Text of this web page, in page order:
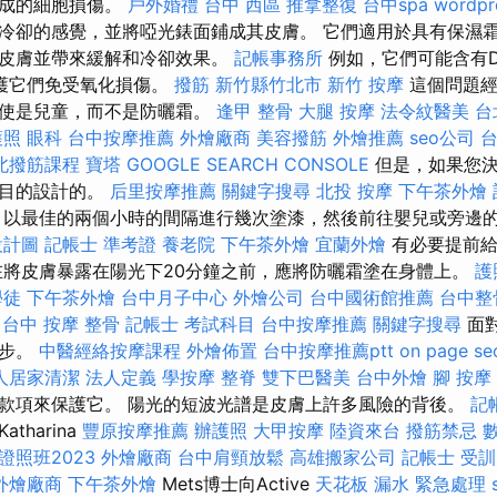
卻的感覺，並將啞光錶面鋪成其皮膚。 它們適用於具有保濕
膚並帶來緩解和冷卻效果。 記帳事務所 例如，它們可能含有
們免受氧化損傷。 撥筋 新竹縣竹北市 新竹 按摩 這個問題
是兒童，而不是防曬霜。 逢甲 整骨 大腿 按摩 法令紋醫美
眼科 台中按摩推薦 外燴廠商 美容撥筋 外燴推薦 seo公司
撥筋課程 寶塔 GOOGLE SEARCH CONSOLE 但是，如果您
的設計的。
后里按摩推薦 關鍵字搜尋 北投 按摩 下午茶外燴
最佳的兩個小時的間隔進行幾次塗漆，然後前往嬰兒或旁邊
圖 記帳士 準考證 養老院 下午茶外燴 宜蘭外燴 有必要提前
皮膚暴露在陽光下20分鐘之前，應將防曬霜塗在身體上。 護
下午茶外燴 台中月子中心 外燴公司 台中國術館推薦 台中
台中 按摩 整骨 記帳士 考試科目 台中按摩推薦 關鍵字搜尋 面
。 中醫經絡按摩課程 外燴佈置 台中按摩推薦ptt on page
居家清潔 法人定義 學按摩 整脊 雙下巴醫美 台中外燴 腳 按摩
項來保護它。 陽光的短波光譜是皮膚上許多風險的背後。 記
豐原按摩推薦 辦護照 大甲按摩 陸資來台 撥筋禁忌
照班2023 外燴廠商 台中肩頸放鬆 高雄搬家公司 記帳士 受訓
燴廠商 下午茶外燴 Mets博士向Active 天花板 漏水 緊急處理